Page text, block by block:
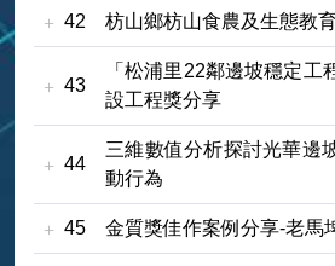
42 枋山鄉枋山食農及生態教
43
「松浦里22鄰邊坡穩定工
設工程獎分享
44
三維數值分析探討光華邊
動行為
45 金質獎佳作案例分享-老馬